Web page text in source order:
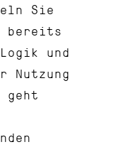
Sie
bereits
und
Nutzung